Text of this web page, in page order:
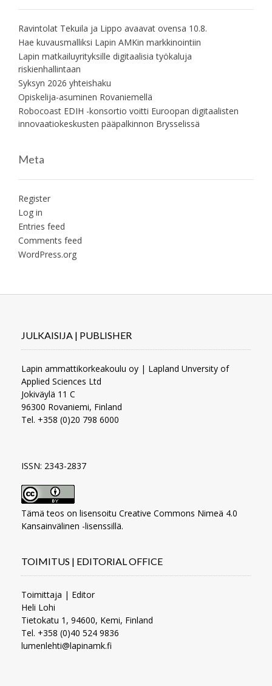
Ravintolat Tekuila ja Lippo avaavat ovensa 10.8.
Hae kuvausmalliksi Lapin AMKin markkinointiin
Lapin matkailuyrityksille digitaalisia työkaluja
riskienhallintaan
Syksyn 2026 yhteishaku
Opiskelija-asuminen Rovaniemellä
Robocoast EDIH -konsortio voitti Euroopan digitaalisten
innovaatiokeskusten pääpalkinnon Brysselissä
Meta
Register
Log in
Entries feed
Comments feed
WordPress.org
JULKAISIJA | PUBLISHER
Lapin ammattikorkeakoulu oy | Lapland Unversity of
Applied Sciences Ltd
Jokiväylä 11 C
96300 Rovaniemi, Finland
Tel. +358 (0)20 798 6000
ISSN: 2343-2837
Tämä teos on lisensoitu Creative Commons Nimeä 4.0
Kansainvälinen -lisenssillä.
TOIMITUS | EDITORIAL OFFICE
Toimittaja | Editor
Heli Lohi
Tietokatu 1, 94600, Kemi, Finland
Tel. +358 (0)40 524 9836
lumenlehti@lapinamk.fi